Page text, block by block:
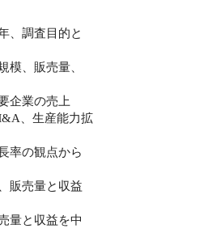
、調査目的と
模、販売量、
企業の売上
、生産能力拡
率の観点から
販売量と収益
量と収益を中